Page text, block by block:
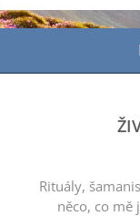
Rituály,
něco, co